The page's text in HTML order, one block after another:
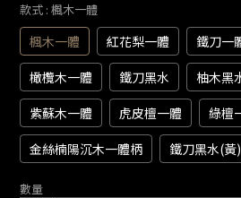
款式 : 楓木一體
楓木一體 紅花梨一體 鐵刀一
橄欖木一體
鐵刀黑水 柚木黑
紫蘇木一體
虎皮檀一體
綠檀
金絲楠陽沉木一體柄
鐵刀黑水(黃)
數量